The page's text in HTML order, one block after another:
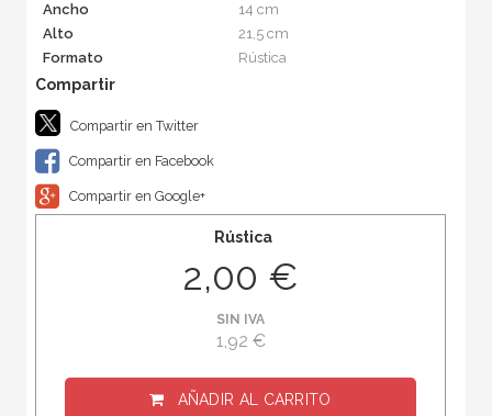
Ancho
14 cm
Alto
21,5 cm
Formato
Rústica
Compartir en Twitter
Compartir en Facebook
Compartir en Google+
Rústica
2,00 €
SIN IVA
1,92 €
AÑADIR AL CARRITO